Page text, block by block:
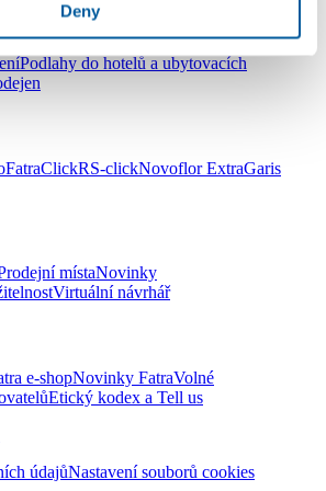
Deny
do škol a školekPodlahy do nemocnic
Podlahy do hotelů a ubytovacích
FatraClickRS-clickNovoflor ExtraGaris
místaNovinky
Virtuální návrhář
e-shopNovinky FatraVolné
Etický kodex a Tell us
údajůNastavení souborů cookies